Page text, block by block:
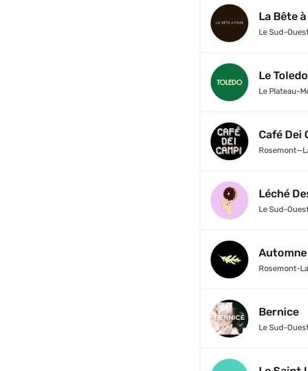
La Bête
Le Sud-
Le
Le Plateau-
Café Dei
Léché
Le Sud-
Rosemont-
Bernice
Le Sud-